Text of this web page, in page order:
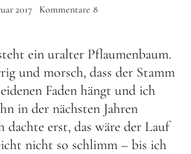
2017 Kommentare 8
ein uralter Pflaumenbaum.
und morsch, dass der Stamm
Faden hängt und ich
in der nächsten Jahren
dachte erst, das wäre der Lauf
nicht so schlimm – bis ich